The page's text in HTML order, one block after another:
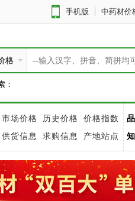
手机版 中药材价
格
：
市场价格 历史价格
价格指数
供货信息 求购信息 产地站点